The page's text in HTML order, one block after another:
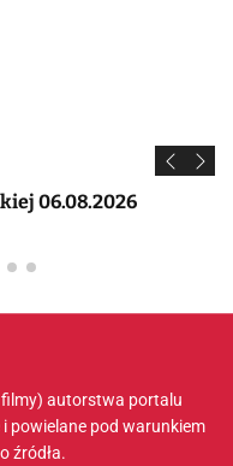
06.08.2026
filmy) autorstwa portalu
powielane pod warunkiem
źródła.